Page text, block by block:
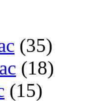
(35)
(18)
(15)